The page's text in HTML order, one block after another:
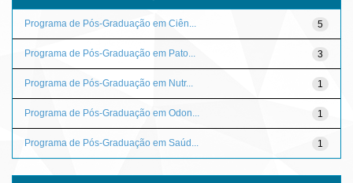
5
Programa de Pós-Graduação em Ciên...
3
Programa de Pós-Graduação em Pato...
1
Programa de Pós-Graduação em Nutr...
1
Programa de Pós-Graduação em Odon...
1
Programa de Pós-Graduação em Saúd...